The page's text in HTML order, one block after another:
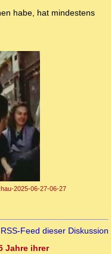
habe, hat mindestens
2025-06-27-06-27
RSS-Feed dieser Diskussion
Jahre ihrer